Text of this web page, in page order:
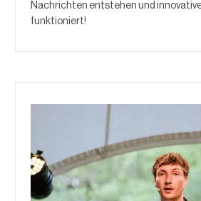
Nachrichten entstehen und
funktioniert!